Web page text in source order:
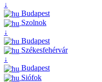
↓
Budapest
Szolnok
↓
Budapest
Székesfehérvár
↓
Budapest
Siófok